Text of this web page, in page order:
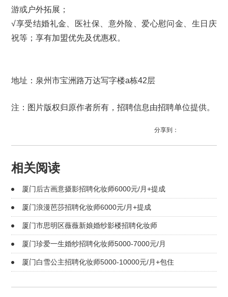
游或户外拓展；
√享受结婚礼金、医社保、意外险、爱心慰问金、生日庆
祝等；享有加盟优先及优惠权。
地址：泉州市宝洲路万达写字楼a栋42层
注：图片版权归原作者所有，招聘信息由招聘单位提供。
分享到：
相关阅读
厦门后古画意摄影招聘化妆师6000元/月+提成
厦门浪漫芭莎招聘化妆师6000元/月+提成
厦门市思明区薇薇新娘婚纱影楼招聘化妆师
厦门珍爱一生婚纱招聘化妆师5000-7000元/月
厦门白雪公主招聘化妆师5000-10000元/月+包住